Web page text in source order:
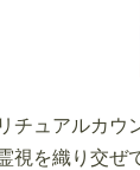
チュアルカウ
視を織り交ぜ